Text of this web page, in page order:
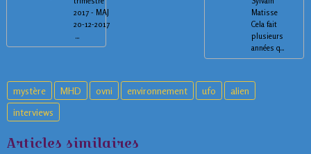
2017 - MAJ
20-12-2017
...
Matisse
Cela fait
plusieurs
années q...
mystère MHD ovni environnement ufo
alien
interviews
Articles similaires